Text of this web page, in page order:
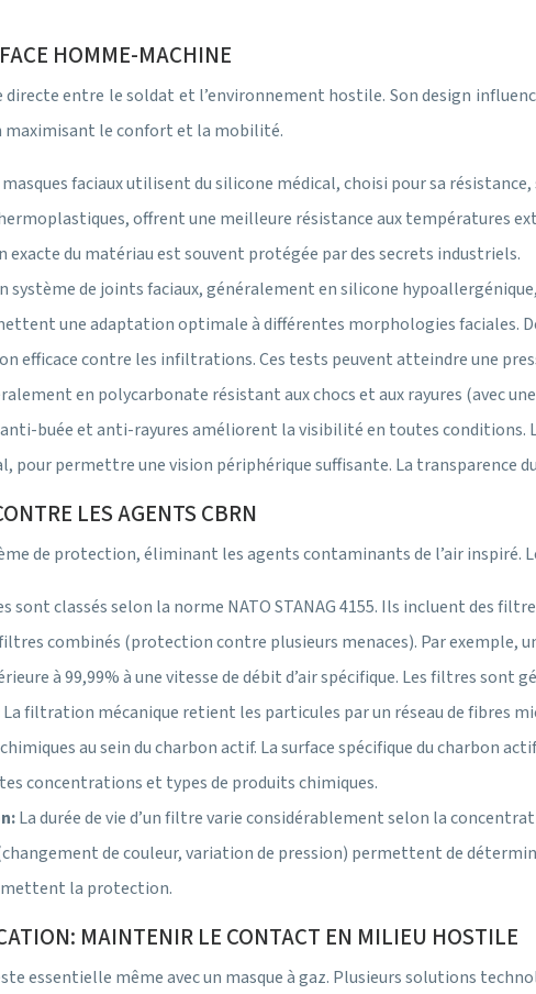
HOMME-MACHINE
directe entre le soldat et l’environnement hostile. Son design
le confort et la mobilité.
faciaux utilisent du silicone médical, choisi pour sa
offrent une meilleure résistance aux températures
du matériau est souvent protégée par des secrets industriels.
système de joints faciaux, généralement en silicone
une adaptation optimale à différentes morphologies faciales.
efficace contre les infiltrations. Ces tests peuvent atteindre une
en polycarbonate résistant aux chocs et aux rayures (avec
buée et anti-rayures améliorent la visibilité en toutes conditions.
pour permettre une vision périphérique suffisante. La
LES AGENTS CBRN
de protection, éliminant les agents contaminants de l’air inspiré.
sont classés selon la norme NATO STANAG 4155. Ils incluent des
combinés (protection contre plusieurs menaces). Par
à 99,99% à une vitesse de débit d’air spécifique. Les filtres
La filtration mécanique retient les particules par un réseau de fibres
au sein du charbon actif. La surface spécifique du charbon
concentrations et types de produits chimiques.
La durée de vie d’un filtre varie considérablement selon la
de couleur, variation de pression) permettent de
la protection.
MAINTENIR LE CONTACT EN MILIEU HOSTILE
essentielle même avec un masque à gaz. Plusieurs solutions